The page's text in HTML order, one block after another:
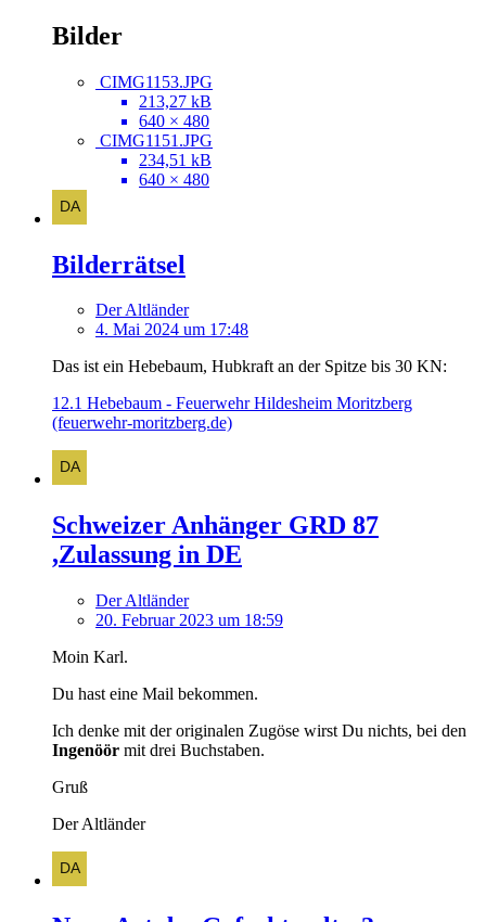
Bilder
CIMG1153.JPG
213,27 kB
640 × 480
CIMG1151.JPG
234,51 kB
640 × 480
Bilderrätsel
Der Altländer
4. Mai 2024 um 17:48
Das ist ein Hebebaum, Hubkraft an der Spitze bis 30 KN:
12.1 Hebebaum - Feuerwehr Hildesheim Moritzberg
(feuerwehr-moritzberg.de)
Schweizer Anhänger GRD 87
,Zulassung in DE
Der Altländer
20. Februar 2023 um 18:59
Moin Karl.
Du hast eine Mail bekommen.
Ich denke mit der originalen Zugöse wirst Du nichts, bei den
Ingenöör mit drei Buchstaben.
Gruß
Der Altländer